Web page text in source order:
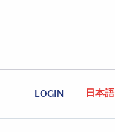
LOGIN 日本語